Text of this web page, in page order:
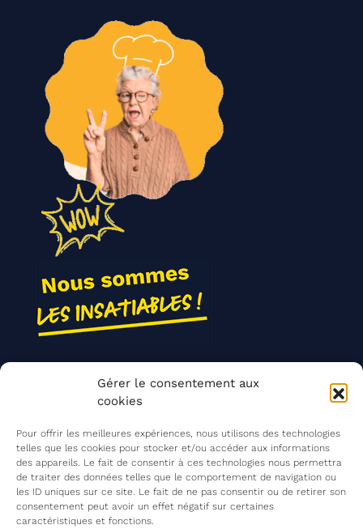
Gérer le consentement aux
cookies
Pour offrir les meilleures expériences, nous utilisons des technologies
telles que les cookies pour stocker et/ou accéder aux informations
des appareils. Le fait de consentir à ces technologies nous permettra
de traiter des données telles que le comportement de navigation ou
les ID uniques sur ce site. Le fait de ne pas consentir ou de retirer son
consentement peut avoir un effet négatif sur certaines
caractéristiques et fonctions.
Agir ensemble
Mentions légales
Politique de confidentialité